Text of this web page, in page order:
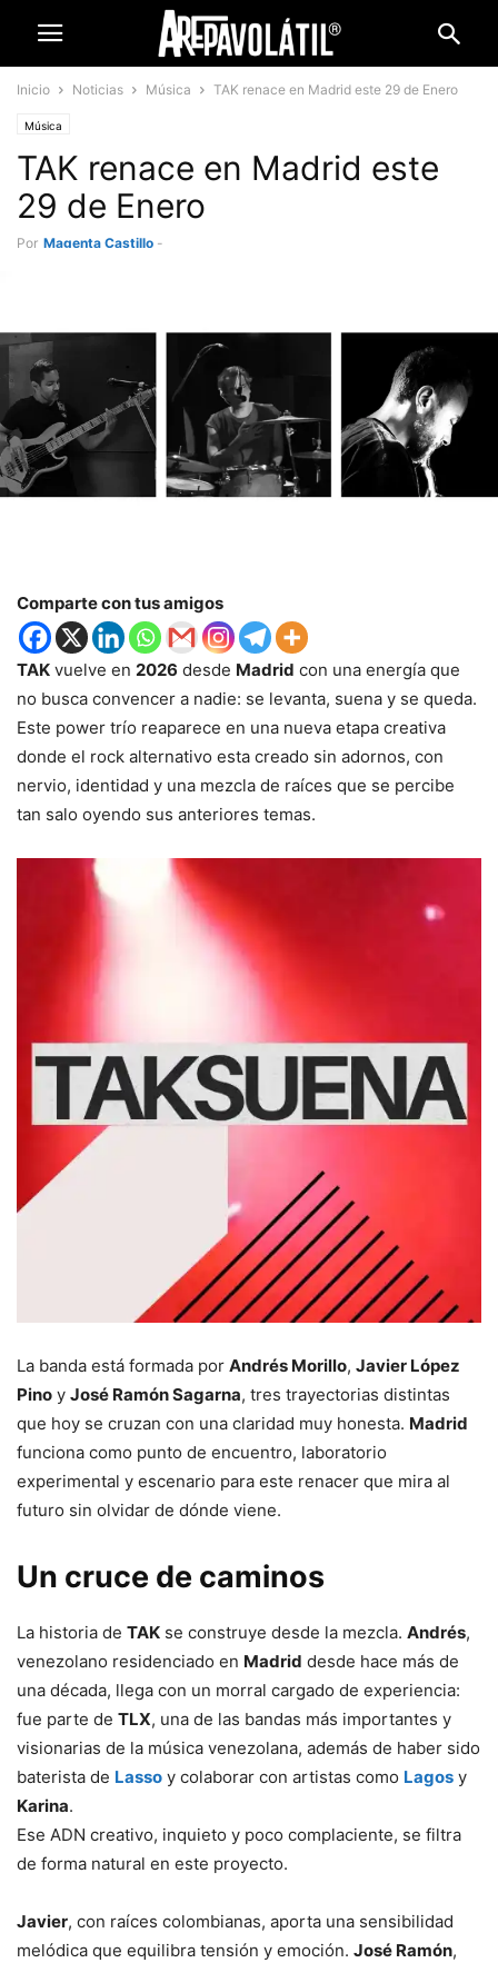
Inicio Noticias Música TAK renace en Madrid este 29 de Enero
Música
TAK renace en Madrid este
29 de Enero
Por Magenta Castillo -
Comparte con tus amigos
TAK vuelve en 2026 desde Madrid con una energía que
no busca convencer a nadie: se levanta, suena y se queda.
Este power trío reaparece en una nueva etapa creativa
donde el rock alternativo esta creado sin adornos, con
nervio, identidad y una mezcla de raíces que se percibe
tan salo oyendo sus anteriores temas.
La banda está formada por Andrés Morillo, Javier López
Pino y José Ramón Sagarna, tres trayectorias distintas
que hoy se cruzan con una claridad muy honesta. Madrid
funciona como punto de encuentro, laboratorio
experimental y escenario para este renacer que mira al
futuro sin olvidar de dónde viene.
Un cruce de caminos
La historia de TAK se construye desde la mezcla. Andrés,
venezolano residenciado en Madrid desde hace más de
una década, llega con un morral cargado de experiencia:
fue parte de TLX, una de las bandas más importantes y
visionarias de la música venezolana, además de haber sido
baterista de Lasso y colaborar con artistas como Lagos y
Karina.
Ese ADN creativo, inquieto y poco complaciente, se filtra
de forma natural en este proyecto.
Javier, con raíces colombianas, aporta una sensibilidad
melódica que equilibra tensión y emoción. José Ramón,